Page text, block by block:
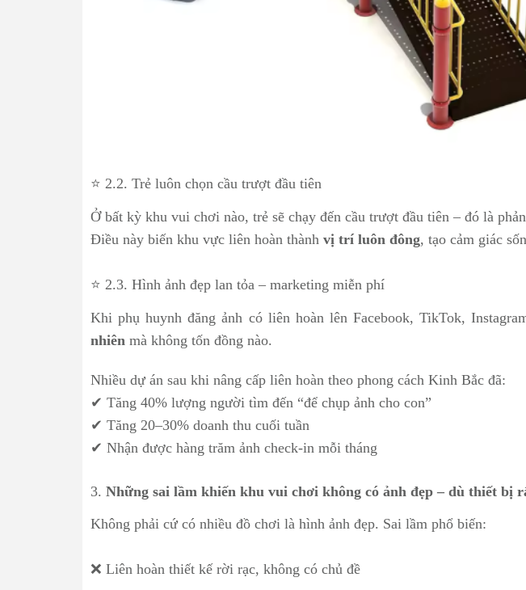
⭐ 2.2. Trẻ luôn chọn cầu trượt đầu tiên
Ở bất kỳ khu vui chơi nào, trẻ sẽ chạy đến cầu trượt đầu tiên – đó là
Điều này biến khu vực liên hoàn thành vị trí luôn đông, tạo cảm giác
⭐ 2.3. Hình ảnh đẹp lan tỏa – marketing miễn phí
Khi phụ huynh đăng ảnh có liên hoàn lên Facebook, TikTok,
nhiên mà không tốn đồng nào.
Nhiều dự án sau khi nâng cấp liên hoàn theo phong cách Kinh Bắc đã:
✔ Tăng 40% lượng người tìm đến “để chụp ảnh cho con”
✔ Tăng 20–30% doanh thu cuối tuần
✔ Nhận được hàng trăm ảnh check-in mỗi tháng
3. Những sai lầm khiến khu vui chơi không có ảnh đẹp – dù thiết bị
Không phải cứ có nhiều đồ chơi là hình ảnh đẹp. Sai lầm phổ biến:
❌ Liên hoàn thiết kế rời rạc, không có chủ đề